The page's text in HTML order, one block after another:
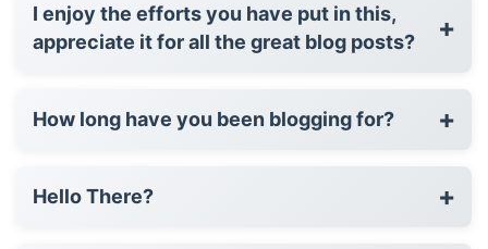
I enjoy the efforts you have put in this,
appreciate it for all the great blog posts?
+
How long have you been blogging for? +
Hello There? +